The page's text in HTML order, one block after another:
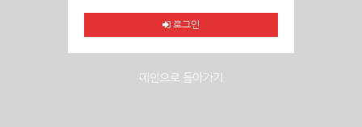
로그인
메인으로 돌아가기